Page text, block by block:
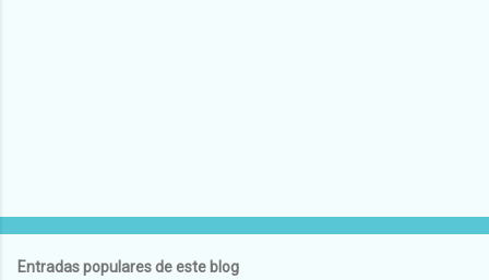
Entradas populares de este blog